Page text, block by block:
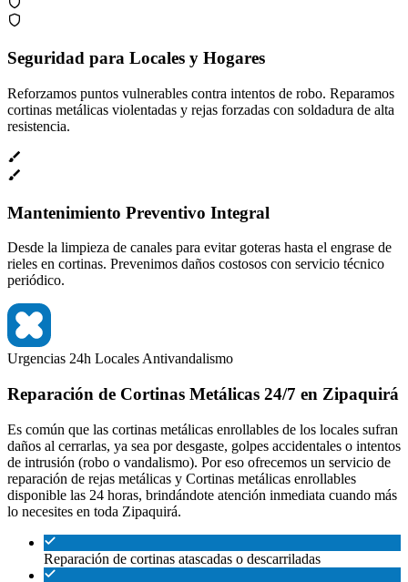
Seguridad para Locales y Hogares
Reforzamos puntos vulnerables contra intentos de robo. Reparamos
cortinas metálicas violentadas y rejas forzadas con soldadura de alta
resistencia.
Mantenimiento Preventivo Integral
Desde la limpieza de canales para evitar goteras hasta el engrase de
rieles en cortinas. Prevenimos daños costosos con servicio técnico
periódico.
Urgencias 24h Locales Antivandalismo
Reparación de Cortinas Metálicas 24/7 en Zipaquirá
Es común que las cortinas metálicas enrollables de los locales sufran
daños al cerrarlas, ya sea por desgaste, golpes accidentales o intentos
de intrusión (robo o vandalismo). Por eso ofrecemos un servicio de
reparación de rejas metálicas y Cortinas metálicas enrollables
disponible las 24 horas, brindándote atención inmediata cuando más
lo necesites en toda Zipaquirá.
Reparación de cortinas atascadas o descarriladas